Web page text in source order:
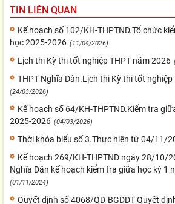
TIN LIÊN QUAN
Kế hoạch số 102/KH-THPTND.Tổ chức
học 2025-2026 (11/04/2026)
Lịch thi Kỳ thi tốt nghiệp THPT năm 2026
THPT Nghĩa Dân.Lịch thi Kỳ thi tốt nghiệp
(24/03/2026)
Kế hoạch số 64/KH-THPTND.Kiểm tra
2025-2026 (04/03/2026)
Thời khóa biểu số 3.Thực hiện từ 04/11/
Kế hoạch 269/KH-THPTND ngày 28/10/
Nghĩa Dân kế hoạch kiểm tra giữa học kỳ 1
(01/11/2024)
Quyết định số 4068/QD-BGDDT Quyết